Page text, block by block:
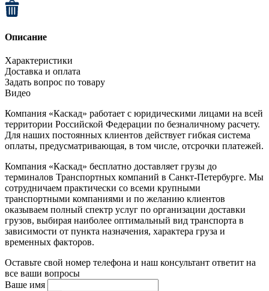
Описание
Характеристики
Доставка и оплата
Задать вопрос по товару
Видео
Компания «Каскад» работает с юридическими лицами на всей
территории Российской Федерации по безналичному расчету.
Для наших постоянных клиентов действует гибкая система
оплаты, предусматривающая, в том числе, отсрочки платежей.
Компания «Каскад» бесплатно доставляет грузы до
терминалов Транспортных компаний в Санкт-Петербурге. Мы
сотрудничаем практически со всеми крупными
транспортными компаниями и по желанию клиентов
оказываем полный спектр услуг по организации доставки
грузов, выбирая наиболее оптимальный вид транспорта в
зависимости от пункта назначения, характера груза и
временных факторов.
Оставьте свой номер телефона и наш консультант ответит на
все ваши вопросы
Ваше имя